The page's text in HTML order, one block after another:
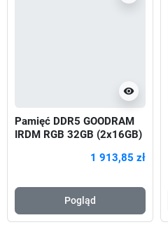
visibility
Pamięć DDR5 GOODRAM
IRDM RGB 32GB (2x16GB)
1 913,85 zł
Pogląd